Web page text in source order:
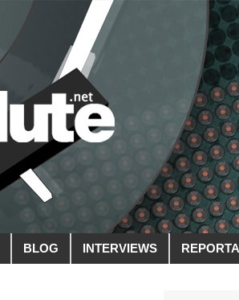
BLOG INTERVIEWS